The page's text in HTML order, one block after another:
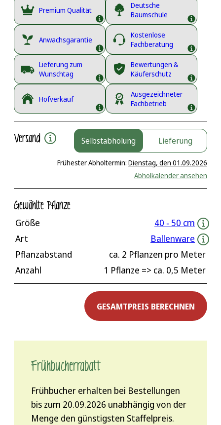
Premium Qualität
Deutsche
Baumschule
Anwachsgarantie
Kostenlose
Fachberatung
Lieferung zum
Wunschtag
Bewertungen &
Käuferschutz
Hofverkauf
Ausgezeichneter
Fachbetrieb
Versand Selbstabholung Lieferung
Frühester Abholtermin: Dienstag, den 01.09.2026
Abholkalender ansehen
Gewählte Pflanze
Größe
40 ‐ 50 cm
Art
Ballenware
Pflanzabstand
ca. 2 Pflanzen pro Meter
Anzahl
1 Pflanze => ca. 0,5 Meter
GESAMTPREIS BERECHNEN
Frühbucher­rabatt
Frühbucher erhalten bei Bestellungen
bis zum 20.09.2026 unabhängig von der
Menge den günstigsten Staffelpreis.